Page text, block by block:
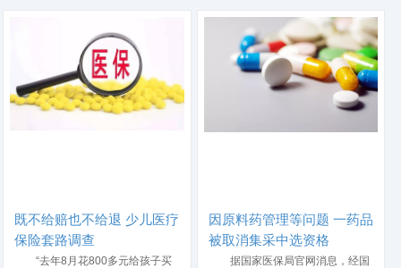
的“保命钱”“救命钱”。在立法层面...
些诈骗分子‘蹭热点’，制造出新型
骗局。”昭通市公安局...
既不给赔也不给退 少儿医疗
保险套路调查
“去年8月花800多元给孩子买
因原料药管理等问题 一药品
被取消集采中选资格
据国家医保局官网消息，经国